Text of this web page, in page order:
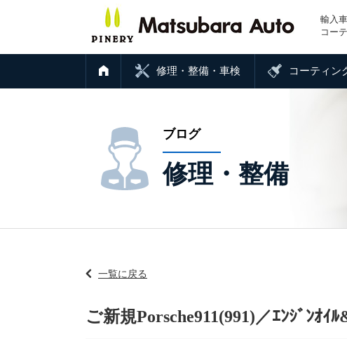
輸入
コー
修理・整備・車検 コーティン
ブログ
修理・整備
一覧に戻る
ご新規Porsche911(991)／ｴﾝｼﾞﾝｵｲ